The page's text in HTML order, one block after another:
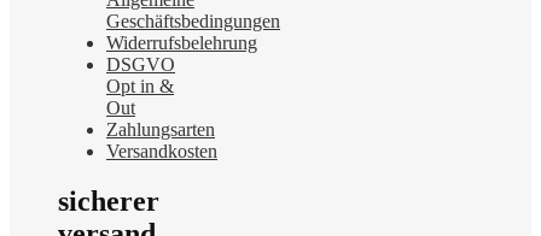
Geschäftsbedingungen
Widerrufsbelehrung
DSGVO
Opt in &
Out
Zahlungsarten
Versandkosten
sicherer